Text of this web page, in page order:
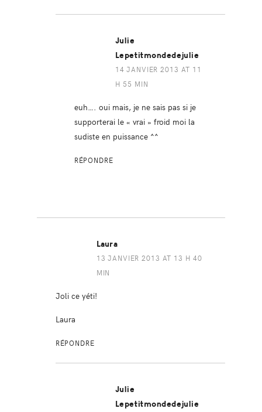
Julie
Lepetitmondedejulie
14 JANVIER 2013 AT 11
H 55 MIN
euh…. oui mais, je ne sais pas si je
supporterai le « vrai » froid moi la
sudiste en puissance ^^
RÉPONDRE
Laura
13 JANVIER 2013 AT 13 H 40
MIN
Joli ce yéti!
Laura
RÉPONDRE
Julie
Lepetitmondedejulie